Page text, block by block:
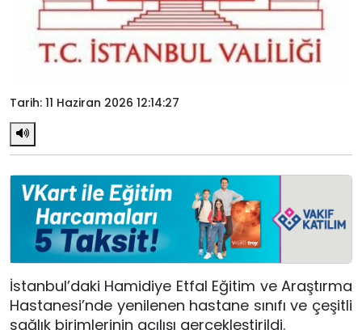
Tarih: 11 Haziran 2026 12:14:27
İstanbul’daki Hamidiye Etfal Eğitim ve Araştırma
Hastanesi’nde yenilenen hastane sınıfı ve çeşitli
sağlık birimlerinin açılışı gerçekleştirildi.